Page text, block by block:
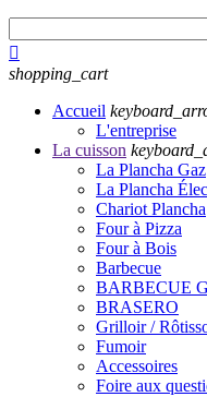

shopping_cart
Accueil
L'entreprise
La cuisson
La Plancha Gaz
La Plancha
Chariot Plancha
Four à Pizza
Four à Bois
Barbecue
BARBECUE
BRASERO
Grilloir /
Fumoir
Accessoires
Foire aux